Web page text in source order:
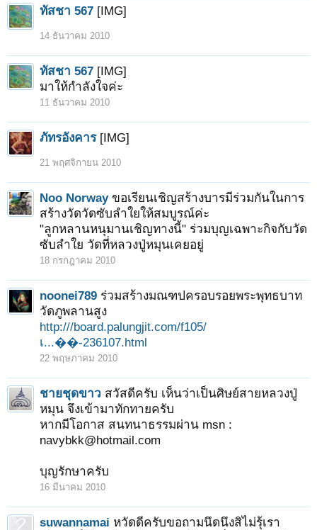
ทัสชา 567 [IMG]
14 ธันวาคม 2010
ทัสชา 567 [IMG]
มาให้กำลังใจค่ะ
11 ธันวาคม 2010
ภัทรอังคาร [IMG]
21 พฤศจิกายน 2010
Noo Norway ขอเรียนเชิญสร้างบารมีร่วมกันในการ
สร้างวัดวัดซับลำใยให้สมบูรณ์ค่ะ
"ลูกหลานหนุมานเชิญทางนี้" ร่วมบุญเฉพาะกิจกับวัด
ซับลำใย วัดที่หลวงปู่หมุนเคยอยู่
18 กรกฎาคม 2010
noonei789 ร่วมสร้างมณฑปครอบรอยพระพุทธบาท
วัดภูพลานสูง
http:///board.palungjit.com/f105/
เ...��-236107.html
22 พฤษภาคม 2010
ชายชุดขาว สวัสดีครับ เห็นว่าเป็นศิษย์สายหลวงปู่
หมุน จึงเข้ามาทักทายครับ
หากมีโอกาส สนทนาธรรมผ่าน msn :
navybkk@hotmail.com
บุญรักษาครับ
16 มีนาคม 2010
suwannamai หวัดดีครับขอถามนึดนึงสิไม่รุ้เรา